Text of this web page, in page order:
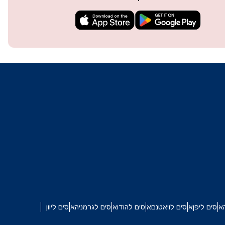
or
איסים ליפןאיסים לויאטנםאיסים להודואיסים לגרמניהאיסים ליוון